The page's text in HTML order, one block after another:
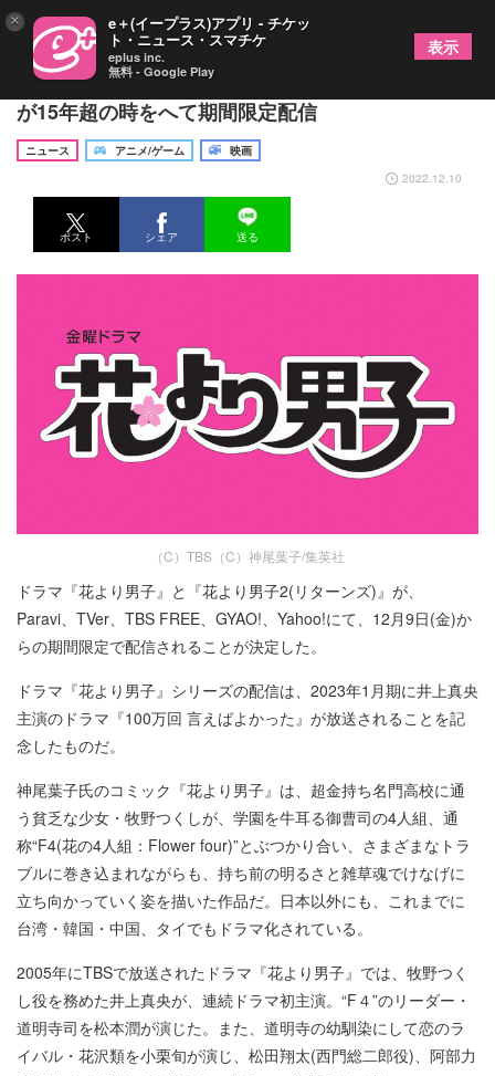
井上真央×松本潤、ドラマ『花より男子』シリーズ
が15年超の時をへて期間限定配信
ニュース アニメ/ゲーム
映画
2022.12.10
ポスト シェア 送る
（C）TBS（C）神尾葉子/集英社
ドラマ『花より男子』と『花より男子2(リターンズ)』が、
Paravi、TVer、TBS FREE、GYAO!、Yahoo!にて、12月9日(金)か
らの期間限定で配信されることが決定した。
ドラマ『花より男子』シリーズの配信は、2023年1月期に井上真央
主演のドラマ『100万回 言えばよかった』が放送されることを記
念したものだ。
神尾葉子氏のコミック『花より男子』は、超金持ち名門高校に通
う貧乏な少女・牧野つくしが、学園を牛耳る御曹司の4人組、通
称“F4(花の4人組：Flower four)”とぶつかり合い、さまざまなトラ
ブルに巻き込まれながらも、持ち前の明るさと雑草魂でけなげに
立ち向かっていく姿を描いた作品だ。日本以外にも、これまでに
台湾・韓国・中国、タイでもドラマ化されている。
2005年にTBSで放送されたドラマ『花より男子』では、牧野つく
し役を務めた井上真央が、連続ドラマ初主演。“F４”のリーダー・
道明寺司を松本潤が演じた。また、道明寺の幼馴染にして恋のラ
イバル・花沢類を小栗旬が演じ、松田翔太(西門総二郎役)、阿部力
× e＋(イープラス)アプリ - チケッ
ト・ニュース・スマチケ
eplus inc.
無料 - Google Play
表示